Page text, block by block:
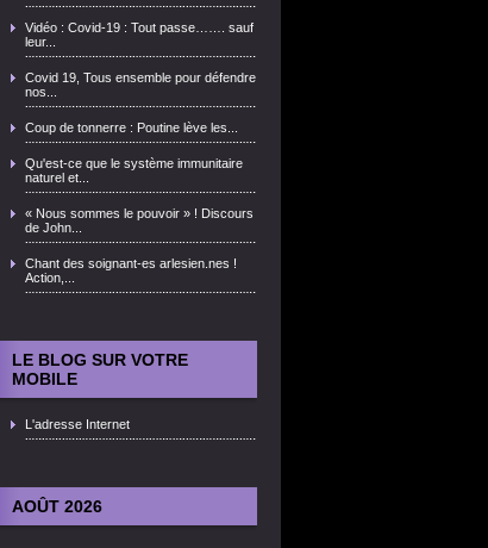
Vidéo : Covid-19 : Tout passe……. sauf
leur...
Covid 19, Tous ensemble pour défendre
nos...
Coup de tonnerre : Poutine lève les...
Qu'est-ce que le système immunitaire
naturel et...
« Nous sommes le pouvoir » ! Discours
de John...
Chant des soignant-es arlesien.nes !
Action,...
LE BLOG SUR VOTRE
MOBILE
L'adresse Internet
AOÛT 2026